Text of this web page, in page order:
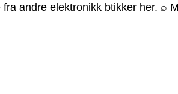
andre elektronikk btikker her. ⌕